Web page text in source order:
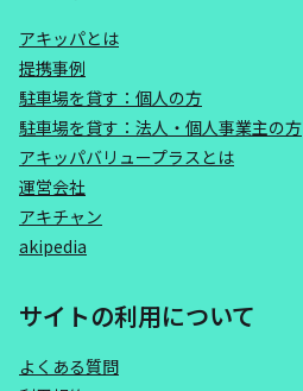
アキッパとは
提携事例
駐車場を貸す：個人の方
駐車場を貸す：法人・個人事業主の方
アキッパバリュープラスとは
運営会社
アキチャン
akipedia
サイトの利用について
よくある質問